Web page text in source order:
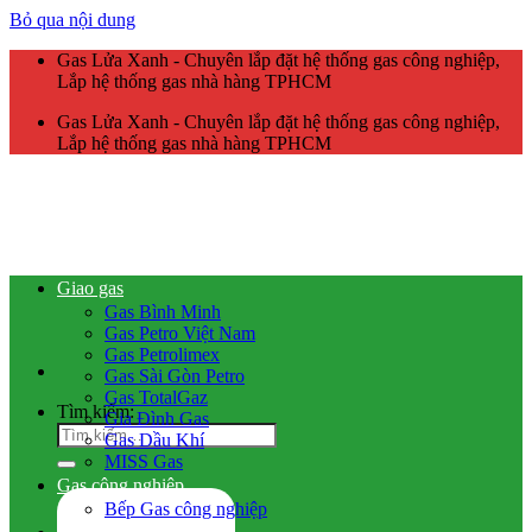
Bỏ qua nội dung
Gas Lửa Xanh - Chuyên lắp đặt hệ thống gas công nghiệp,
Lắp hệ thống gas nhà hàng TPHCM
Gas Lửa Xanh - Chuyên lắp đặt hệ thống gas công nghiệp,
Lắp hệ thống gas nhà hàng TPHCM
Tìm kiếm:
Giao gas
Gas Bình Minh
Gas Petro Việt Nam
Gas Petrolimex
Gas Sài Gòn Petro
Gas TotalGaz
Gia Đình Gas
Gas Dầu Khí
MISS Gas
Gas công nghiệp
Bếp Gas công nghiệp